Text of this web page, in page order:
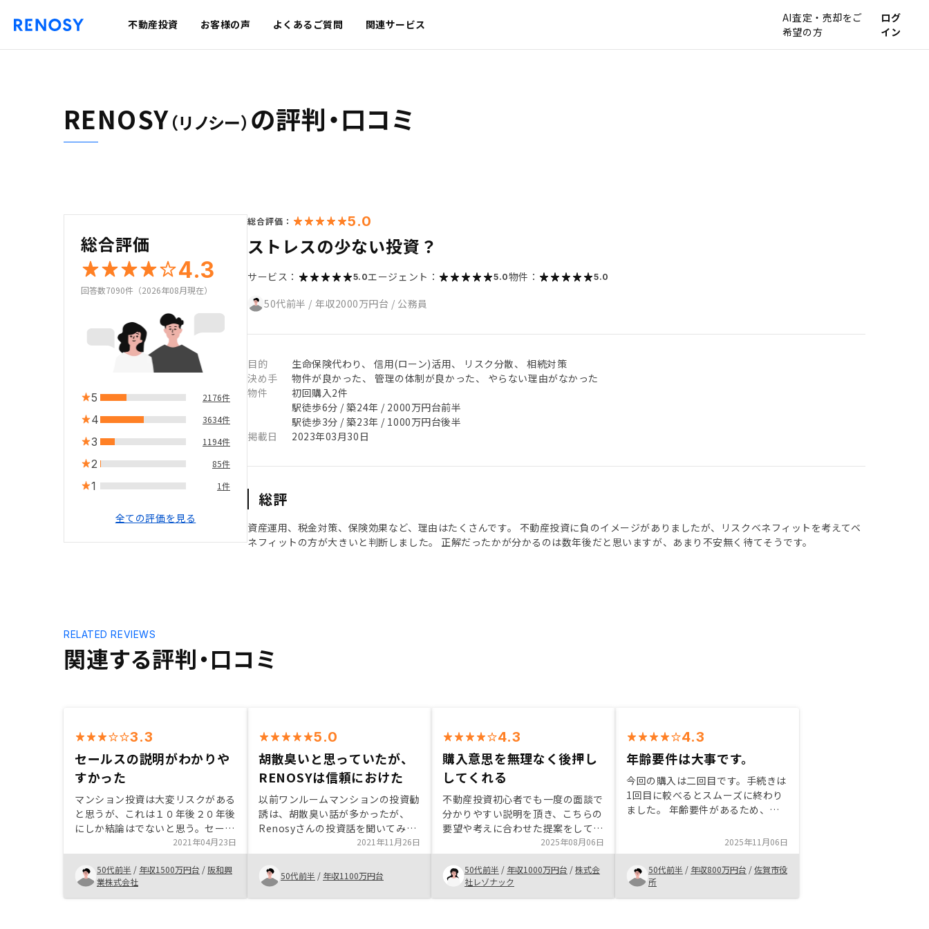
不動産投資 お客様の声 よくあるご質問 関連サービス
AI査定・売却をご
希望の方
ログ
イン
RENOSY（リノシー） の評判・口コミ
総合評価
4.3
回答数7090件（2026年08月現在）
5 2176件
4 3634件
3 1194件
2 85件
1 1件
全ての評価を見る
総合評価： 5.0
ストレスの少ない投資？
サービス： 5.0エージェント： 5.0物件： 5.0
50代前半 / 年収2000万円台 / 公務員
目的
生命保険代わり、 信用(ローン)活用、 リスク分散、 相続対策
決め手
物件が良かった、 管理の体制が良かった、 やらない理由がなかった
物件
初回購入2件
駅徒歩6分 / 築24年 / 2000万円台前半
駅徒歩3分 / 築23年 / 1000万円台後半
掲載日
2023年03月30日
総評
資産運用、税金対策、保険効果など、理由はたくさんです。 不動産投資に負のイメージがありましたが、リスクベネフィットを考えてベ
ネフィットの方が大きいと判断しました。 正解だったかが分かるのは数年後だと思いますが、あまり不安無く待てそうです。
関連する評判・口コミ
RELATED REVIEWS
3.3
セールスの説明がわかりや
すかった
マンション投資は大変リスクがある
と思うが、これは１０年後２０年後
にしか結論はでないと思う。セール
スの説明内容はどこの会社も似たり
寄ったりだが、セールスマンの質に
より話がシャープであると感じ決め
てしまった。当然、上場会社である
事もプラス要因。残念な事は
2021年04月23日
50代前半 / 年収1500万円台 / 阪和興
業株式会社
5.0
胡散臭いと思っていたが、
RENOSYは信頼におけた
以前ワンルームマンションの投資勧
誘は、胡散臭い話が多かったが、
Renosyさんの投資話を聞いてみた
ところ、営業の方も誠実で我々顧客
の立場に立ち、色々ご提案頂いたの
で信頼して物件購入させて頂いた。
手続きのデジタル化
2021年11月26日
50代前半 / 年収1100万円台
4.3
購入意思を無理なく後押し
してくれる
不動産投資初心者でも一度の面談で
分かりやすい説明を頂き、こちらの
要望や考えに合わせた提案をしても
らえたのですぐに購入の決心を固め
られた。 不動産投資に興味があっ
ても、よく知らない、多額に資金が
必要そう、面倒くさそうというイメ
ージも多いので、それを短時間で払
2025年08月06日
50代前半 / 年収1000万円台 /株式会
社レゾナック
4.3
年齢要件は大事です。
今回の購入は二回目です。手続きは
1回目に較べるとスムーズに終わり
ました。 年齢要件があるため、購
た方が良いですね。 将来資産運用
なら、年取ってから始めるのはちょ
っと大変です。
2025年11月06日
50代前半 / 年収800万円台 /佐賀市役
所